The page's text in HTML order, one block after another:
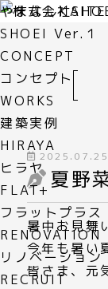
やまなし
SHOEI Ver.１
CONCEPT
コンセプト
WORKS
建築実例
HIRAYA
ヒラヤ
FLAT+
フラットプラス
RENOVATION
リノベーション
RECRUIT
2025.07.25
夏野
暑中お見舞
今年も暑い
皆さま、元